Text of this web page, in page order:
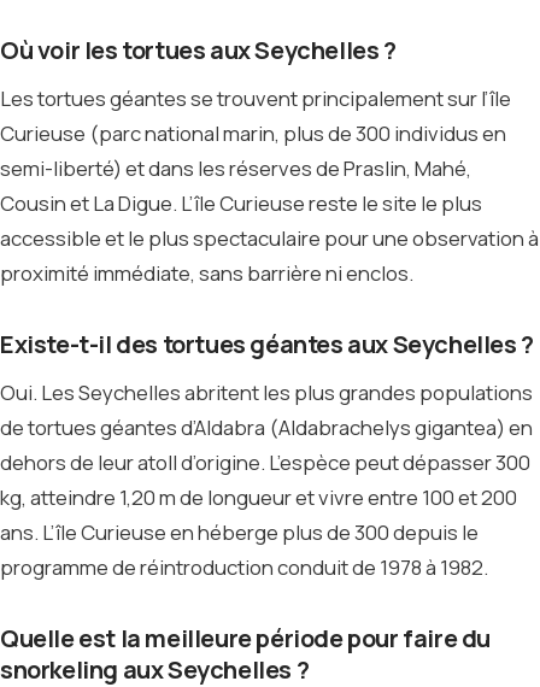
Où voir les tortues aux Seychelles ?
Les tortues géantes se trouvent principalement sur l’île
Curieuse (parc national marin, plus de 300 individus en
semi-liberté) et dans les réserves de Praslin, Mahé,
Cousin et La Digue. L’île Curieuse reste le site le plus
accessible et le plus spectaculaire pour une observation à
proximité immédiate, sans barrière ni enclos.
Existe-t-il des tortues géantes aux Seychelles ?
Oui. Les Seychelles abritent les plus grandes populations
de tortues géantes d’Aldabra (Aldabrachelys gigantea) en
dehors de leur atoll d’origine. L’espèce peut dépasser 300
kg, atteindre 1,20 m de longueur et vivre entre 100 et 200
ans. L’île Curieuse en héberge plus de 300 depuis le
programme de réintroduction conduit de 1978 à 1982.
Quelle est la meilleure période pour faire du
snorkeling aux Seychelles ?